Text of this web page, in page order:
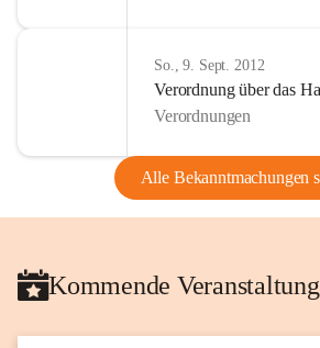
So., 9. Sept. 2012
Verordnung über das
Verordnungen
Alle Bekanntmachungen
Kommende